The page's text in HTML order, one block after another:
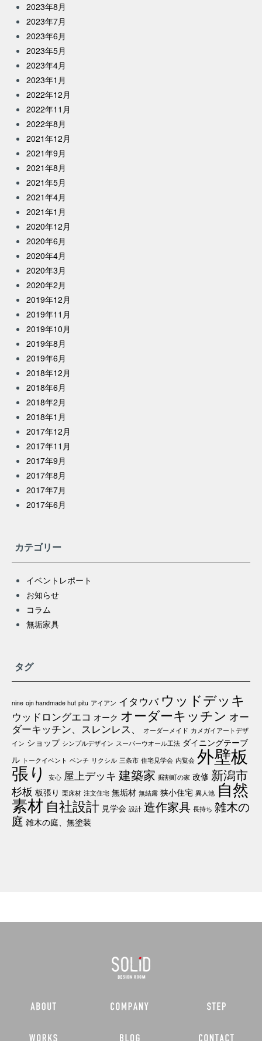
2023年8月
2023年7月
2023年6月
2023年5月
2023年4月
2023年1月
2022年12月
2022年11月
2022年8月
2021年12月
2021年9月
2021年8月
2021年5月
2021年4月
2021年1月
2020年12月
2020年6月
2020年4月
2020年3月
2020年2月
2019年12月
2019年11月
2019年10月
2019年8月
2019年6月
2018年12月
2018年6月
2018年2月
2018年1月
2017年12月
2017年11月
2017年9月
2017年8月
2017年7月
2017年6月
カテゴリー
イベントレポート
お知らせ
コラム
無垢家具
タグ
nine ojn handmade hut pitu アイアン イタウバ ウッドデッキ
ウッドロングエコ オーク オーダーキッチン オー
ダーキッチン、スレンレス、
オーダーメイド カメガイアートデザ
イン ショップ シンプルデザイン スーパーウオール工法 ダイニングテーブ
ル トークイベント ベンチ リクシル 三条市 住宅見学会 内覧会 外壁板
張り 安心 屋上デッキ 建築家 掘割町の家 改修 新潟市
杉板 板張り 栗床材 注文住宅 無垢材 無結露 狭小住宅 異人池 自然
素材 自社設計 見学会 設計 造作家具 長持ち 雑木の
庭 雑木の庭、無塗装